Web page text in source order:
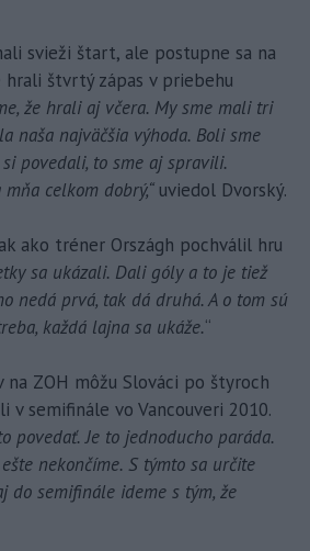
svieži štart, ale postupne sa na
štvrtý zápas v priebehu
že hrali aj včera. My sme mali tri
naša najväčšia výhoda. Boli sme
povedali, to sme aj spravili.
celkom dobrý,“ uviedol Dvorský.
ako tréner Országh pochválil hru
sa ukázali. Dali góly a to je tiež
nedá prvá, tak dá druhá. A o tom sú
každá lajna sa ukáže.“
na ZOH môžu Slováci po štyroch
v semifinále vo Vancouveri 2010.
povedať. Je to jednoducho paráda.
nekončíme. S týmto sa určite
do semifinále ideme s tým, že